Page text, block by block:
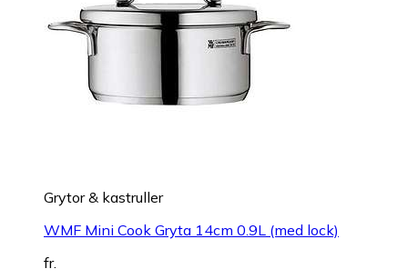
Grytor & kastruller
WMF Mini Cook Gryta 14cm 0.9L (med lock)
fr.